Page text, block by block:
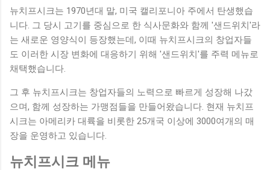
랙 유니콘 멀티페어링 스마트폰 태...
뉴치프시크는 1970년대 말, 미국 캘리포니아 주에서 탄생했습
니다. 그 당시 고기를 중심으로 한 식사문화와 함께 '샌드위치'라
는 새로운 영양식이 등장했는데, 이때 뉴치프시크의 창업자들
도 이러한 시장 변화에 대응하기 위해 '샌드위치'를 주력 메뉴로
채택했습니다.
그 후 뉴치프시크는 창업자들의 노력으로 빠르게 성장해 나갔
으며, 함께 성장하는 가맹점들을 만들어왔습니다. 현재 뉴치프
시크는 아메리카 대륙을 비롯한 25개국 이상에 3000여개의 매
장을 운영하고 있습니다.
뉴치프시크 메뉴